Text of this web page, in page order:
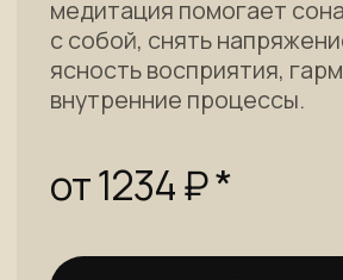
Встреча с памятью
Нейромедитация создана для тех, кто
ощущает истощение и стремится
восстановить внутренний ресурс
на возобновление контакта
с собственными силами,
поддерживает баланс и помогает